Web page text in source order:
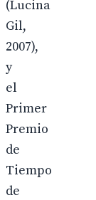
(Lucina
Gil,
2007),
y
el
Primer
Premio
de
Tiempo
de